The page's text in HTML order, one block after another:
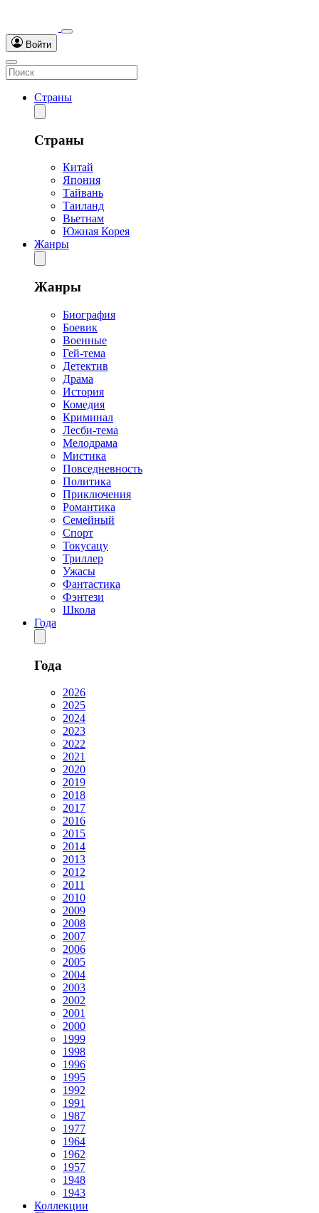
Войти
Страны
Страны
Китай
Япония
Тайвань
Таиланд
Вьетнам
Южная Корея
Жанры
Жанры
Биография
Боевик
Военные
Гей-тема
Детектив
Драма
История
Комедия
Криминал
Лесби-тема
Мелодрама
Мистика
Повседневность
Политика
Приключения
Романтика
Семейный
Спорт
Токусацу
Триллер
Ужасы
Фантастика
Фэнтези
Школа
Года
Года
2026
2025
2024
2023
2022
2021
2020
2019
2018
2017
2016
2015
2014
2013
2012
2011
2010
2009
2008
2007
2006
2005
2004
2003
2002
2001
2000
1999
1998
1996
1995
1992
1991
1987
1977
1964
1962
1957
1948
1943
Коллекции